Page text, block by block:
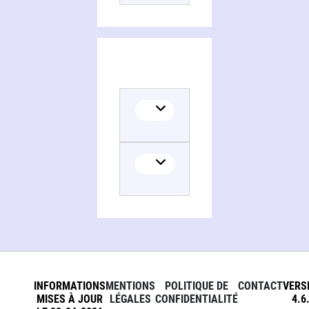
INFORMATIONS
MISES À JOUR
MENTIONS
LÉGALES
POLITIQUE DE
CONFIDENTIALITÉ
CONTACT